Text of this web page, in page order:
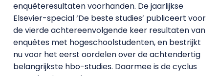
enquêteresultaten voorhanden. De jaarlijkse
Elsevier-special ‘De beste studies’ publiceert voor
de vierde achtereenvolgende keer resultaten van
enquêtes met hogeschoolstudenten, en bestrijkt
nu voor het eerst oordelen over de achtendertig
belangrijkste hbo-studies. Daarmee is de cyclus